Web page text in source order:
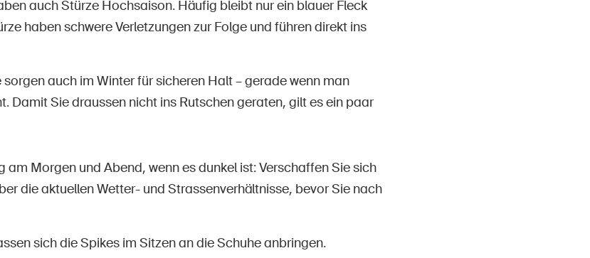
auch Stürze Hochsaison. Häufig bleibt nur ein blauer Fleck
haben schwere Verletzungen zur Folge und führen direkt ins
auch im Winter für sicheren Halt – gerade wenn man
Damit Sie draussen nicht ins Rutschen geraten, gilt es ein paar
am Morgen und Abend, wenn es dunkel ist: Verschaffen Sie sich
die aktuellen Wetter- und Strassenverhältnisse, bevor Sie nach
sich die Spikes im Sitzen an die Schuhe anbringen.